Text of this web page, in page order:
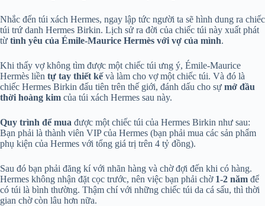
Nhắc đến túi xách Hermes, ngay lập tức người ta sẽ hình dung ra chiếc
túi trứ danh Hermes Birkin. Lịch sử ra đời của chiếc túi này xuất phát
từ tình yêu của Émile-Maurice Hermès với vợ của mình.
Khi thấy vợ không tìm được một chiếc túi ưng ý, Émile-Maurice
Hermès liền tự tay thiết kếvà làm cho vợ một chiếc túi. Và đó là
chiếc Hermes Birkin đấu tiên trên thế giới, đánh dấu cho sự mở đầu
thời hoàng kim của túi xách Hermes sau này.
Quy trình để mua được một chiếc túi của Hermes Birkin như sau:
Bạn phải là thành viên VIP của Hermes (bạn phải mua các sản phẩm
phụ kiện của Hermes với tổng giá trị trên 4 tỷ đồng).
Sau đó bạn phải đăng kí với nhãn hàng và chờ đợi đến khi có hàng.
Hermes không nhận đặt cọc trước, nên việc bạn phải chờ1-2 năm để
có túi là bình thường. Thậm chí với những chiếc túi da cá sấu, thì thời
gian chờ còn lâu hơn nữa.